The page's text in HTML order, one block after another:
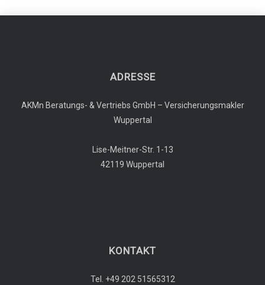
ADRESSE
AKMn Beratungs- & Vertriebs GmbH – Versicherungsmakler
Wuppertal
Lise-Meitner-Str. 1-13
42119 Wuppertal
KONTAKT
Tel. +49 202 51565312